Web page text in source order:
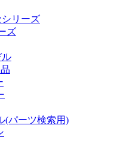
リーズ
ズ
ル
(パーツ検索用)